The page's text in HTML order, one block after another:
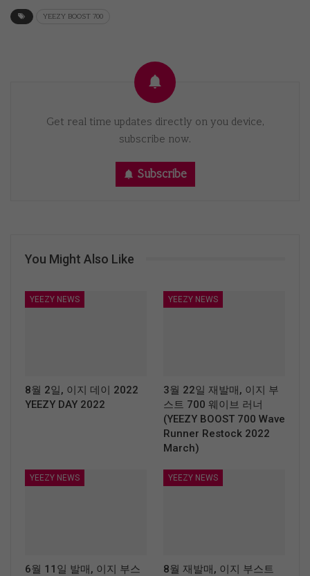
YEEZY BOOST 700
Get real time updates directly on you device,
subscribe now.
Subscribe
You Might Also Like
YEEZY NEWS
8월 2일, 이지 데이 2022
YEEZY DAY 2022
YEEZY NEWS
3월 22일 재발매, 이지 부
스트 700 웨이브 러너
(YEEZY BOOST 700 Wave
Runner Restock 2022
March)
YEEZY NEWS
6월 11일 발매, 이지 부스
YEEZY NEWS
8월 재발매, 이지 부스트